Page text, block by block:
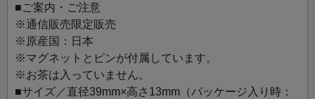
お気に入りのバッグにつけて、マグネットボードに飾っ
て、お好みのスタイルでお楽しみください。
素敵な「ゆめ」が招かれますように。そんな願いを込めた
2023年の招き猫のイラストラベル。鮮やかな色彩が目を引
きます。
■ご案内・ご注意
※通信販売限定販売
※原産国：日本
※マグネットとピンが付属しています。
※お茶は入っていません。
■サイズ／直径39mm×高さ13mm（パッケージ入り時：